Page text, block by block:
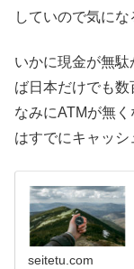
していので気にな
いかに現金が無
ば日本だけでも
なみにATMが無
はすでにキャッシ
seitetu.com